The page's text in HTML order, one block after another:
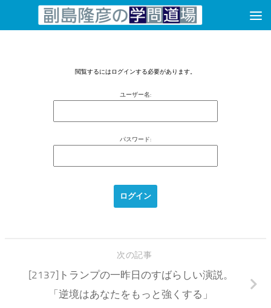
コンテンツへスキップ
閲覧するにはログインする必要があります。
ユーザー名:
パスワード:
次の記事
[2137]トランプの一昨日のすばらしい演説。
「逆境はあなたをもっと強くする」